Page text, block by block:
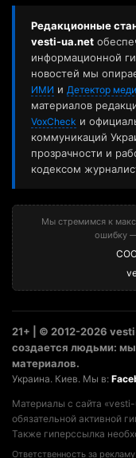
Редакционные
vesti-ua.net
информационной
новостей мы
ИМИ и Детектор
материалов
VoxCheck и
коммуникаций
прозрачности и
кодексом
Мы стремимся к
ошибку
21+ | © 2012-2026
создается людьми:
материалов.
Украина. Киев. Мы в:
Материалы с сайта
обязательной активной
Также гиперссылка
Ответственность за